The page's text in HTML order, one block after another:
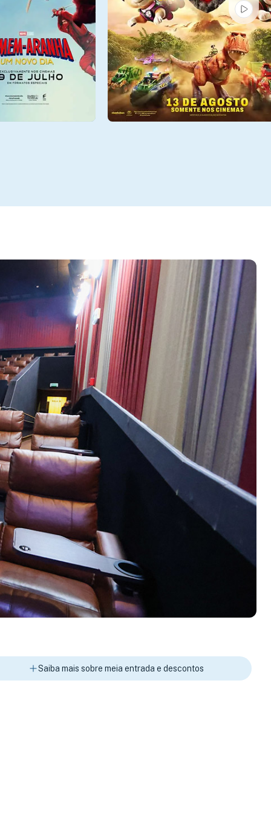
22:00
Dom - 09/08
Sala 5 13:10, 15:15
Saiba mais sobre meia entrada e descontos